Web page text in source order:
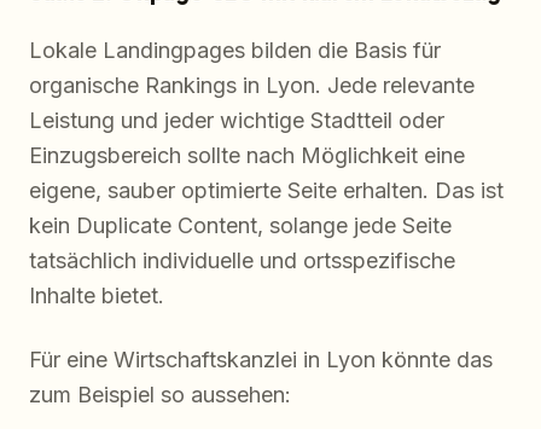
Lokale Landingpages bilden die Basis für
organische Rankings in Lyon. Jede relevante
Leistung und jeder wichtige Stadtteil oder
Einzugsbereich sollte nach Möglichkeit eine
eigene, sauber optimierte Seite erhalten. Das ist
kein Duplicate Content, solange jede Seite
tatsächlich individuelle und ortsspezifische
Inhalte bietet.
Für eine Wirtschaftskanzlei in Lyon könnte das
zum Beispiel so aussehen: